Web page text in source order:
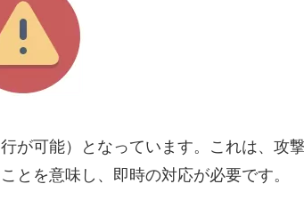
が可能）となっています。これは、攻
とを意味し、即時の対応が必要です。